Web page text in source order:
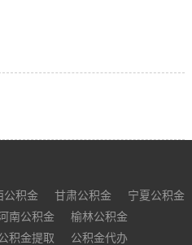
公积金 甘肃公积金
宁夏公积金
南公积金
榆林公积金
积金提取
公积金代办